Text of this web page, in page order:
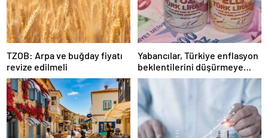
TZOB: Arpa ve buğday fiyatı
revize edilmeli
Yabancılar, Türkiye enflasyon
beklentilerini düşürmeye
başladı